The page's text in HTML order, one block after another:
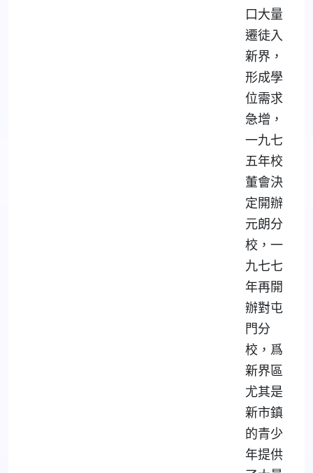
口大量
遷徒入
新界，
形成學
位需求
急增，
一九七
五年校
董會決
定開辦
元朗分
校，一
九七七
年再開
辦對屯
門分
校，爲
新界區
尤其是
新市鎮
的青少
年提供